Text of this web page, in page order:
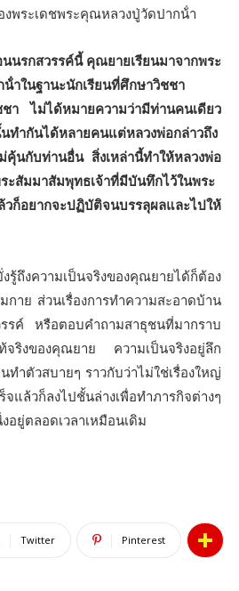
พระเดชพระคุณหลวงปู่วัดปากน้ํา
นนรกสวรรค์นี้ คุณยายเรียนมาจากพระ
าในฐานะนักเรียนที่ศึกษาวิชชา
ชา ไม่ได้หมายความว่ามีท่านคนเดียว
นทํากันได้หลายคนแต่หลวงพ่อกล่าวถึง
คุ้นกับท่านอื่น สิ่งเหล่านี้ทําให้หลวงพ่อ
ะสัมมาสัมพุทธเจ้าที่มีบันทึกไว้ในพระ
ก็อยากจะปฏิบัติจนบรรลุผลและไปให้
ความเป็นจริงของคุณยายได้ก็ต้อง
กาย ส่วนเรื่องการทําความสะอาดบ้าน
รค์ หรือตอบคําถามสาธุชนที่มากราบ
จริงของคุณยาย ความเป็นจริงอยู่ลึก
าตัวสบายๆ ราวกับว่าไม่ใช่เรื่องใหญ่
แล้วก็ลงไปชั้นล่างเพื่อทําภารกิจต่างๆ
อยู่ตลอดเวลาเหมือนเดิม
Twitter Pinterest